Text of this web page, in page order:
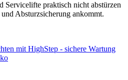
Servicelifte praktisch nicht abstürzen
Absturzsicherung ankommt.